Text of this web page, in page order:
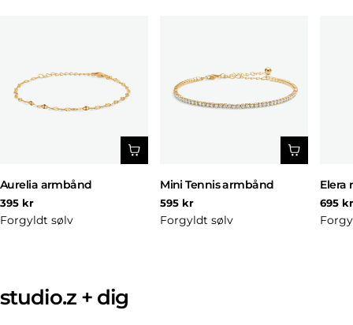
Aurelia armbånd
Normal
pris
395 kr
Forgyldt sølv
Mini Tennis armbånd
Normal
pris
595 kr
Forgyldt sølv
Elera
pris
695
studio.z + dig